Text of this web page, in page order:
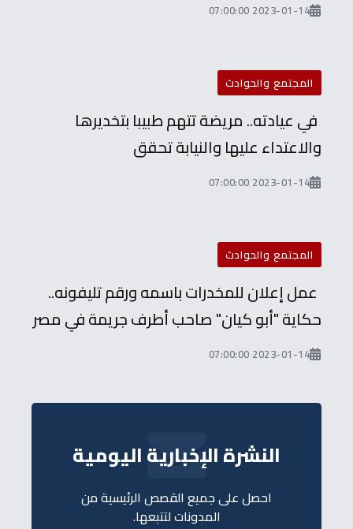
2023-01-14 07:00:00
المجتمع والحوادث
في عيادته.. مريضة تتهم طبيبا بتخديرها
والاعتداء عليها والنيابة تحقق
2023-01-14 07:00:00
المجتمع والحوادث
عمل إعلان للمخدرات باسمه ورقم تليفونه..
حكاية "أبو كيان" صاحب أطرف جريمة في مصر
2023-01-14 07:00:00
النشرة الإخبارية اليومية
احصل على جميع القصص الرئيسية من
المدونات لتتبعها.